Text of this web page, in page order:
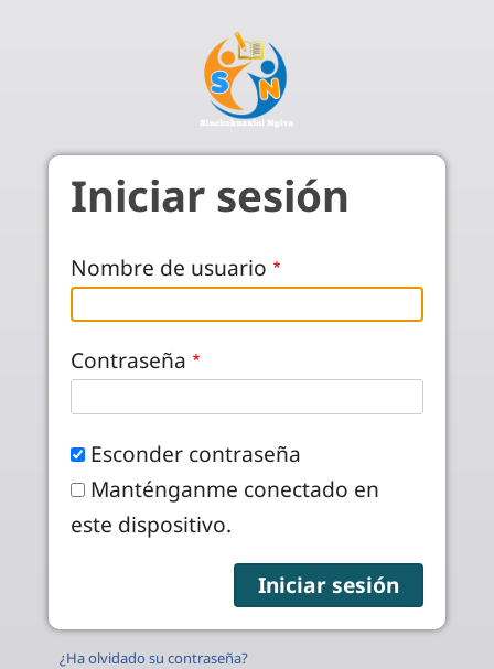
Iniciar sesión
Nombre de usuario
Contraseña
Esconder contraseña
Manténganme conectado en
este dispositivo.
¿Ha olvidado su contraseña?